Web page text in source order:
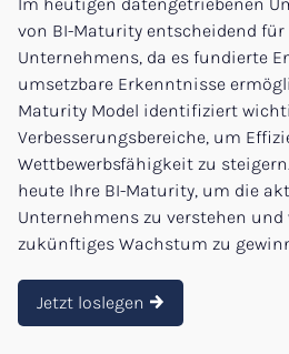
von BI-Maturity entscheidend für
Unternehmens, da es fundierte
umsetzbare Erkenntnisse
Maturity Model identifiziert
Verbesserungsbereiche, um
Wettbewerbsfähigkeit zu
heute Ihre BI-Maturity, um die
Unternehmens zu verstehen
zukünftiges Wachstum zu
Jetzt loslegen